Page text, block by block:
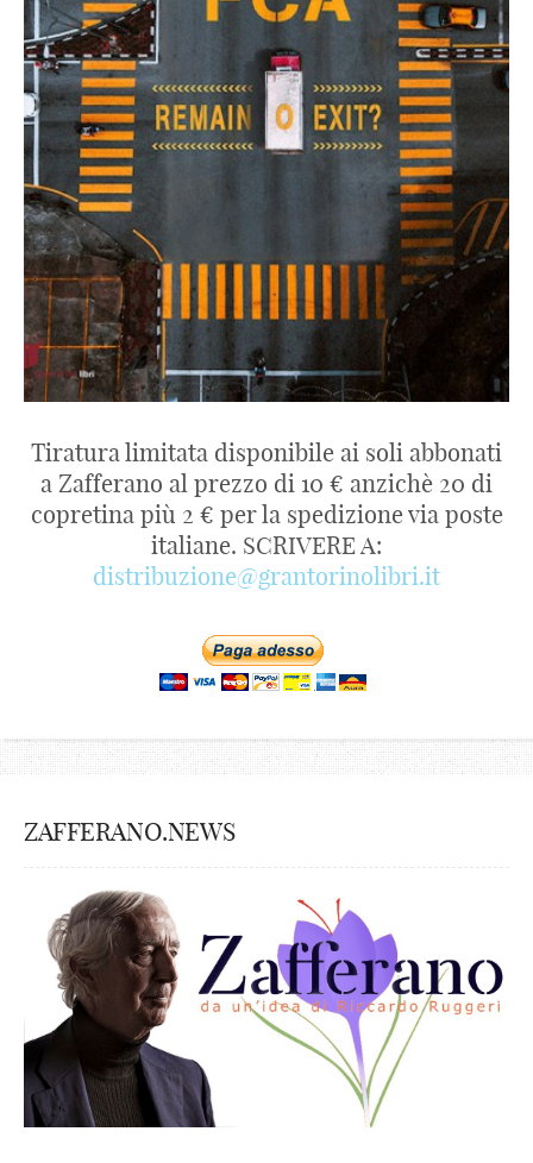
Tiratura limitata disponibile ai soli abbonati
a Zafferano al prezzo di 10 € anzichè 20 di
copretina più 2 € per la spedizione via poste
italiane. SCRIVERE A:
distribuzione@grantorinolibri.it
ZAFFERANO.NEWS